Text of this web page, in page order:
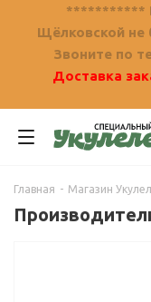
***********
Щёлковской не
Звоните по
Доставка
Главная - Магазин